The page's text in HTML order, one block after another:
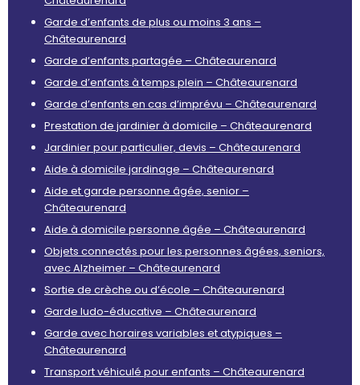
Garde d’enfants de plus ou moins 3 ans –
Châteaurenard
Garde d’enfants partagée – Châteaurenard
Garde d’enfants à temps plein – Châteaurenard
Garde d’enfants en cas d’imprévu – Châteaurenard
Prestation de jardinier à domicile – Châteaurenard
Jardinier pour particulier, devis – Châteaurenard
Aide à domicile jardinage – Châteaurenard
Aide et garde personne âgée, senior –
Châteaurenard
Aide à domicile personne âgée – Châteaurenard
Objets connectés pour les personnes âgées, seniors,
avec Alzheimer – Châteaurenard
Sortie de crèche ou d’école – Châteaurenard
Garde ludo-éducative – Châteaurenard
Garde avec horaires variables et atypiques –
Châteaurenard
Transport véhiculé pour enfants – Châteaurenard